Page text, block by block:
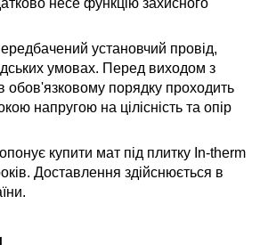
несе функцію захисного
установчий провід,
умовах. Перед виходом з
обов'язковому порядку проходить
напругою на цілісність та опір
купити мат під плитку In-therm
Доставлення здійснюється в